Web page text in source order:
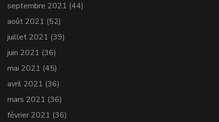
septembre 2021 (44)
août 2021 (52)
juillet 2021 (39)
juin 2021 (36)
mai 2021 (45)
avril 2021 (36)
mars 2021 (36)
février 2021 (36)